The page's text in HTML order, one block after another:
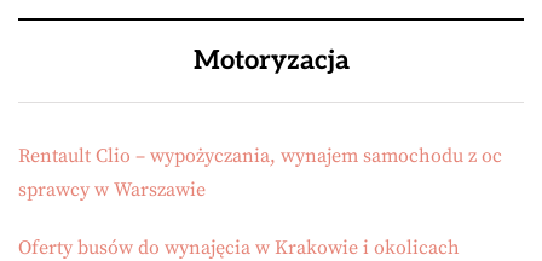
Motoryzacja
Rentault Clio – wypożyczania, wynajem samochodu z oc
sprawcy w Warszawie
Oferty busów do wynajęcia w Krakowie i okolicach